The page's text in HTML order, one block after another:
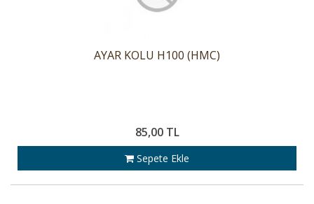
AYAR KOLU H100 (HMC)
85,00 TL
Sepete Ekle